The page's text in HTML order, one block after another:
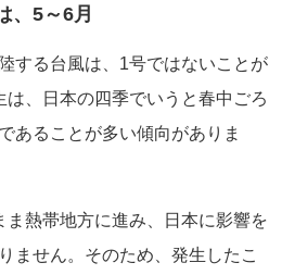
、5～6月
する台風は、1号ではないことが
、日本の四季でいうと春中ごろ
あることが多い傾向がありま
熱帯地方に進み、日本に影響を
ません。そのため、発生したこ